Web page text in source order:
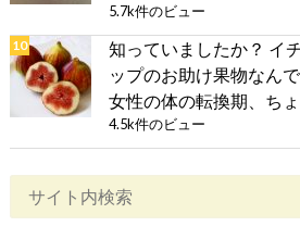
5.7k件のビュー
知っていましたか？ イ
ップのお助け果物なんで
女性の体の転換期、ちょ
4.5k件のビュー